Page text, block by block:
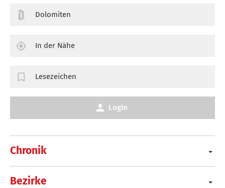
Chronik
Bezirke
Dolomiten
In der Nähe
Lesezeichen
Login